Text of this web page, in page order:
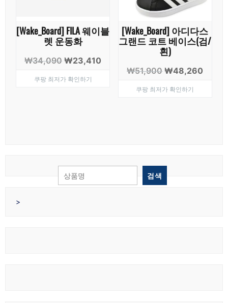
[Wake_Board] FILA 웨이블
렛 운동화
₩34,090 원
가
₩23,410
쿠팡 최저가 확인하기
[Wake_Board] 아디다스
그랜드 코트 베이스(검/
흰)
₩51,900 원
가
₩48,260
쿠팡 최저가 확인하기
검색
>